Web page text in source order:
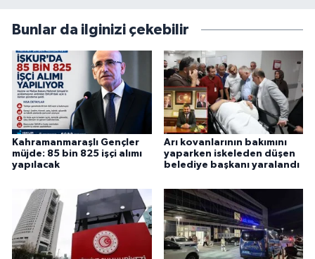
Bunlar da ilginizi çekebilir
Kahramanmaraşlı Gençler
müjde: 85 bin 825 işçi alımı
yapılacak
Arı kovanlarının bakımını
yaparken iskeleden düşen
belediye başkanı yaralandı